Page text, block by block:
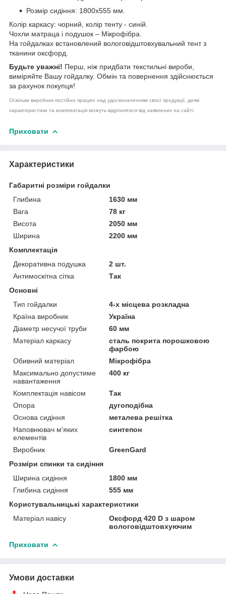
Розмір сидіння: 1800х555 мм.
Колір каркасу: чорний, колір тенту - синій.
Чохли матраца і подушок – Мікрофібра.
На гойдалках встановлений вологовідштовхувальний тент з
тканини оксфорд.
Будьте уважні! Перш, ніж придбати текстильні вироби,
виміряйте Вашу гойдалку. Обмін та повернення здійснюється
за рахунок покупця!
Оскільки виробник постійно працює над удосконаленням своєї продукції, деякі
характеристики та комплектація можуть відрізнятися від заявлених на сайті.
Приховати
Характеристики
Габаритні розміри гойдалки
Глибина
1630 мм
Вага
78 кг
Висота
2050 мм
Ширина
2200 мм
Комплектація
Декоративна подушка
2 шт.
Антимоскітна сітка
Так
Основні
Тип гойдалки
4-х місцева розкладна
Країна виробник
Україна
Діаметр несучої труби
60 мм
Матеріал каркасу
сталь покрита порошковою
фарбою
Обивний матеріал
Мікрофібра
Максимально допустиме
навантаження
400 кг
Комплектація навісом
Так
Опора
дугоподібна
Основа сидіння
металева решітка
Наповнювач м'яких
елементів
синтепон
Виробник
GreenGard
Розміри спинки та сидіння
Ширина сидіння
1800 мм
Глибина сидіння
555 мм
Користувальницькі характеристики
Матеріал навісу
Оксфорд 420 D з шаром
вологовідштовхуючим
Приховати
Умови доставки